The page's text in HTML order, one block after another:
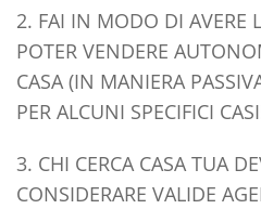
2. FAI IN MODO DI AVERE
POTER VENDERE
CASA (IN MANIERA
PER ALCUNI SPECIFICI
3. CHI CERCA CASA TUA
CONSIDERARE VALIDE